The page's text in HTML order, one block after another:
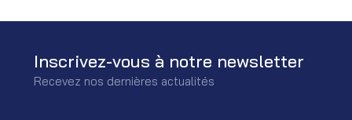
Inscrivez-vous à notre newsletter
Recevez nos dernières actualités